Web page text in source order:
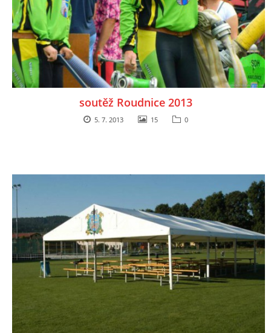
soutěž Roudnice 2013
5. 7. 2013 15 0